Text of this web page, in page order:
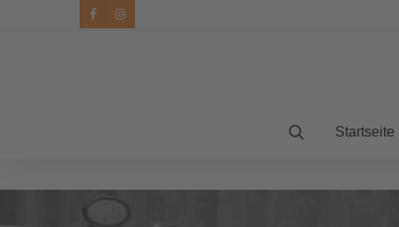
facebookinstagram
Startseite